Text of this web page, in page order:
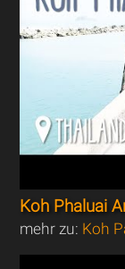
Koh Phaluai
mehr zu: Koh